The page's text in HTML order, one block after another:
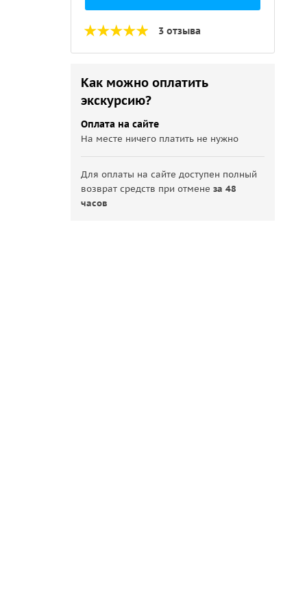
3 отзыва
Как можно оплатить
экскурсию?
Оплата на сайте
На месте ничего платить не нужно
Для оплаты на сайте доступен полный
возврат средств при отменеза 48
часов